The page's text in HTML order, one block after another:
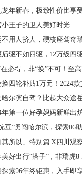
龙年新春，极致性价比享
小王子的卫人美好时光
不用人挤人，硬核座驾奇
后驱不如四驱，12万级四
在必得，非“换”不可！至
换四轮补贴1万元！2024
哈尔滨自驾？比起大众途
年第一位好孕妈妈新鲜出
豆”勇闯哈尔滨，探索06
其所以」特别篇 X四川观
美好出行“搭子”，非瑞虎
探索06年终钜惠，入手即